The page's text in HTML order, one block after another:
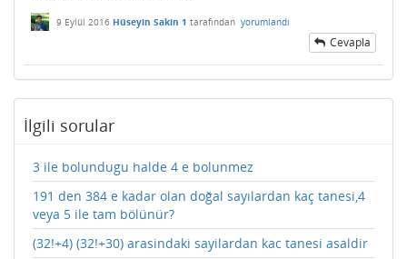
9 Eylül 2016 Hüseyin Sakin 1 tarafından yorumlandı
Cevapla
İlgili sorular
3 ile bolundugu halde 4 e bolunmez
191 den 384 e kadar olan doğal sayılardan kaç tanesi,4
veya 5 ile tam bölünür?
(32!+4) (32!+30) arasindaki sayilardan kac tanesi asaldir